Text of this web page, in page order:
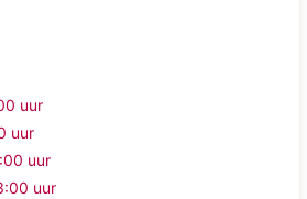
uur
uur
uur
uur